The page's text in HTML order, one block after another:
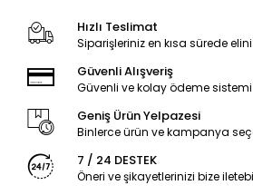
Hızlı Teslimat
Siparişleriniz en kısa sürede
Güvenli Alışveriş
Güvenli ve kolay ödeme sistemi
Geniş Ürün Yelpazesi
Binlerce ürün ve kampanya
7 / 24 DESTEK
Öneri ve şikayetlerinizi bize